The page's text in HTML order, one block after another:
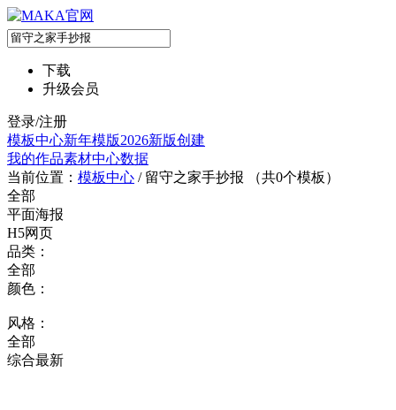
下载
升级会员
登录/注册
模板中心新年模版2026新版创建
我的作品素材中心数据
当前位置： 模板中心 / 留守之家手抄报 （共0个模板）
全部
平面海报
H5网页
品类：
全部
颜色：
风格：
全部
综合最新